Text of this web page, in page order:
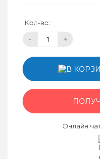
Кол-во:
- +
Онлайн